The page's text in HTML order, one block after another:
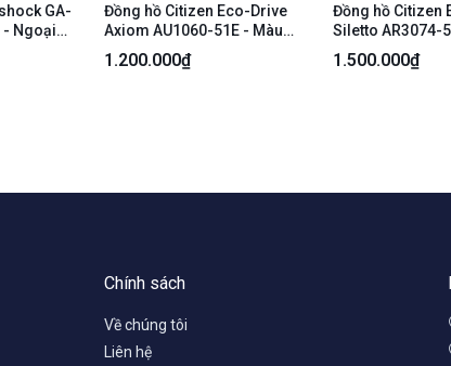
GA-
- Ngoại
hồ mòn,
dây
Đồng hồ Citizen Eco-Drive
Axiom AU1060-51E - Màu
bạc - Ngoại hình: 97% - Xước
sườn, lưng - Body
1.200.000₫
Đồng hồ Citizen
Siletto AR3074-
bạc - Ngoại
sườn lưng - Body
1.500.000₫
Chính sách
Về chúng tôi
Liên hệ